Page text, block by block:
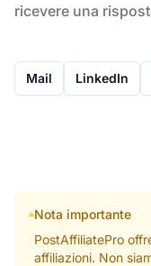
ricevere una
Mail LinkedIn
Nota importante
PostAffiliatePro
affiliazioni. Non